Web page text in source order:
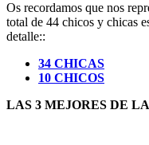
Os recordamos que nos
total de 44 chicos y chicas
detalle::
34 CHICAS
10 CHICOS
LAS 3 MEJORES DE